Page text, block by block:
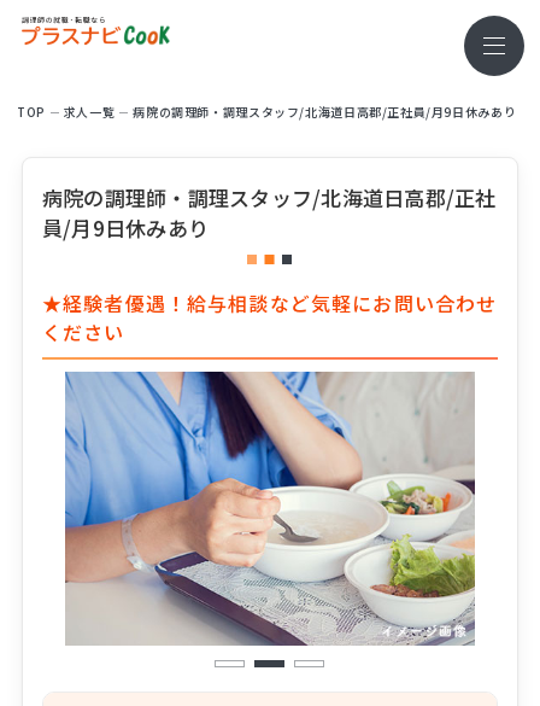
TOP 求⼈⼀覧 病院の調理師・調理スタッフ/北海道日高郡/正社員/月9日休みあり
病院の調理師・調理スタッフ/北海道日高郡/正社
員/月9日休みあり
★経験者優遇！給与相談など気軽にお問い合わせ
ください
1 2 3